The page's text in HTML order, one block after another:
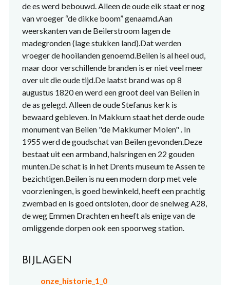
de es werd bebouwd. Alleen de oude eik staat er nog
van vroeger “de dikke boom” genaamd.Aan
weerskanten van de Beilerstroom lagen de
madegronden (lage stukken land).Dat werden
vroeger de hooilanden genoemd.Beilen is al heel oud,
maar door verschillende branden is er niet veel meer
over uit die oude tijd.De laatst brand was op 8
augustus 1820 en werd een groot deel van Beilen in
de as gelegd. Alleen de oude Stefanus kerk is
bewaard gebleven. In Makkum staat het derde oude
monument van Beilen "de Makkumer Molen" . In
1955 werd de goudschat van Beilen gevonden.Deze
bestaat uit een armband, halsringen en 22 gouden
munten.De schat is in het Drents museum te Assen te
bezichtigen.Beilen is nu een modern dorp met vele
voorzieningen, is goed bewinkeld, heeft een prachtig
zwembad en is goed ontsloten, door de snelweg A28,
de weg Emmen Drachten en heeft als enige van de
omliggende dorpen ook een spoorweg station.
BIJLAGEN
onze_historie_1_0